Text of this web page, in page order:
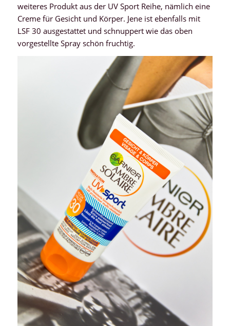
weiteres Produkt aus der UV Sport Reihe, nämlich eine
Creme für Gesicht und Körper. Jene ist ebenfalls mit
LSF 30 ausgestattet und schnuppert wie das oben
vorgestellte Spray schön fruchtig.